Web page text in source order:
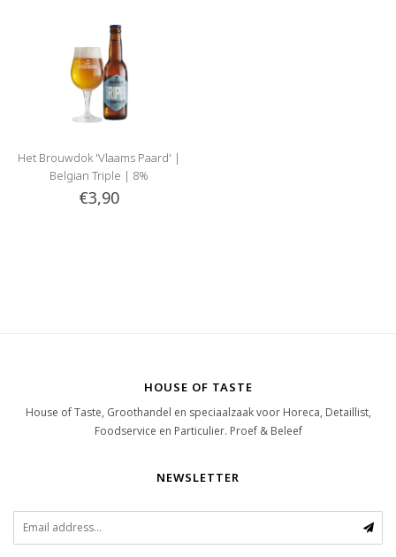
Het Brouwdok 'Vlaams Paard' |
Belgian Triple | 8%
€3,90
HOUSE OF TASTE
House of Taste, Groothandel en speciaalzaak voor Horeca, Detaillist,
Foodservice en Particulier. Proef & Beleef
NEWSLETTER